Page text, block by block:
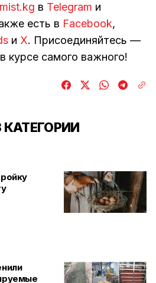
в Telegram и
есть в Facebook,
и Х. Присоединяйтесь —
курсе самого важного!
КАТЕГОРИИ